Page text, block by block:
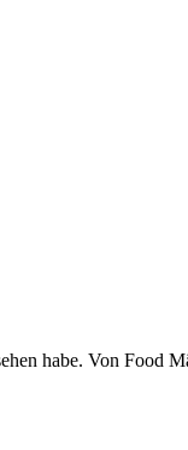
habe. Von Food